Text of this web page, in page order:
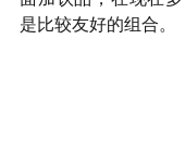
是比较友好的组合。